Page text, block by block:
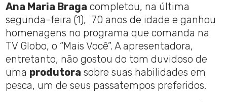
Ana Maria Braga completou, na última
segunda-feira (1), 70 anos de idade e ganhou
homenagens no programa que comanda na
TV Globo, o “Mais Você”. A apresentadora,
entretanto, não gostou do tom duvidoso de
uma produtora sobre suas habilidades em
pesca, um de seus passatempos preferidos.